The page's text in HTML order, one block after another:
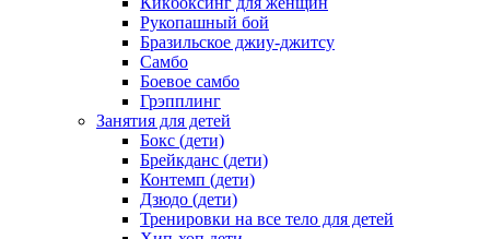
Рукопашный бой
Бразильское джиу-джитсу
Самбо
Боевое самбо
Грэпплинг
Занятия для детей
Бокс (дети)
Брейкданс (дети)
Контемп (дети)
Дзюдо (дети)
Тренировки на все тело для детей